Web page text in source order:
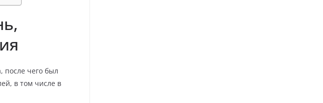
после чего был
в том числе в